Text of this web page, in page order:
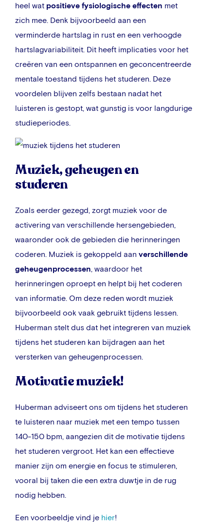
heel wat positieve fysiologische effecten met
zich mee. Denk bijvoorbeeld aan een
verminderde hartslag in rust en een verhoogde
hartslagvariabiliteit. Dit heeft implicaties voor het
creëren van een ontspannen en geconcentreerde
mentale toestand tijdens het studeren. Deze
voordelen blijven zelfs bestaan nadat het
luisteren is gestopt, wat gunstig is voor langdurige
studieperiodes.
Muziek, geheugen en
studeren
Zoals eerder gezegd, zorgt muziek voor de
activering van verschillende hersengebieden,
waaronder ook de gebieden die herinneringen
coderen. Muziek is gekoppeld aanverschillende
geheugenprocessen, waardoor het
herinneringen oproept en helpt bij het coderen
van informatie. Om deze reden wordt muziek
bijvoorbeeld ook vaak gebruikt tijdens lessen.
Huberman stelt dus dat het integreren van muziek
tijdens het studeren kan bijdragen aan het
versterken van geheugenprocessen.
Motivatie muziek!
Huberman adviseert ons om tijdens het studeren
te luisteren naar muziek met een tempo tussen
140-150 bpm, aangezien dit de motivatie tijdens
het studeren vergroot. Het kan een effectieve
manier zijn om energie en focus te stimuleren,
vooral bij taken die een extra duwtje in de rug
nodig hebben.
Een voorbeeldje vind je hier!